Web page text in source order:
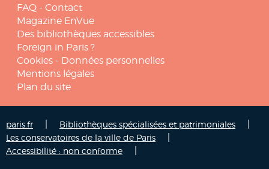
FAQ - Contact
Magazine EnVue
Des bibliothèques accessibles
Foreign in Paris ?
Cookies - Données personnelles
Mentions légales
Plan du site
paris.fr Bibliothèques spécialisées et patrimoniales
Les conservatoires de la ville de Paris
Accessibilité : non conforme